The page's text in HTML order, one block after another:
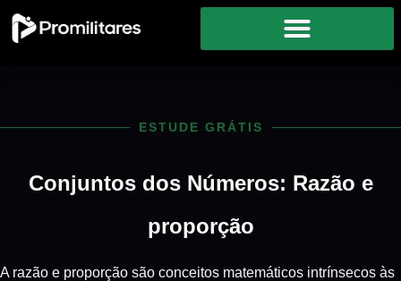
ESTUDE GRÁTIS
Conjuntos dos Números: Razão e
proporção
A razão e proporção são conceitos matemáticos intrínsecos às